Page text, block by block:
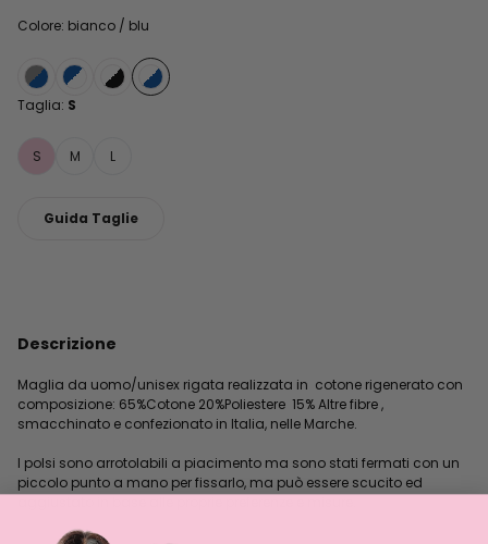
Descrizione
Maglia da uomo/unisex rigata realizzata in cotone rigenerato con
composizione: 65%Cotone 20%Poliestere 15% Altre fibre ,
smacchinato e confezionato in Italia, nelle Marche.
I polsi sono arrotolabili a piacimento ma sono stati fermati con un
piccolo punto a mano per fissarlo, ma può essere scucito ed
Colore: bianco / blu
Taglia: S
S M L
Guida Taglie